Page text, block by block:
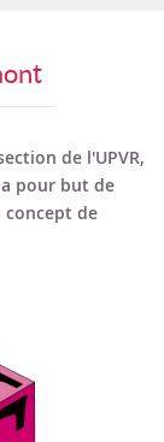
de l'UPVR,
pour but de
concept de